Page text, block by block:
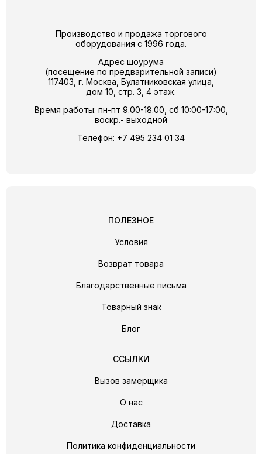
Производство и продажа торгового
оборудования с 1996 года.
Адрес шоурума
(посещение по предварительной записи)
117403, г. Москва, Булатниковская улица,
дом 10, стр. 3, 4 этаж.
Время работы: пн-пт 9.00-18.00, сб 10:00-17:00,
воскр.- выходной
Телефон: +7 495 234 01 34
ПОЛЕЗНОЕ
Условия
Возврат товара
Благодарственные письма
Товарный знак
Блог
ССЫЛКИ
Вызов замерщика
О нас
Доставка
Политика конфиденциальности